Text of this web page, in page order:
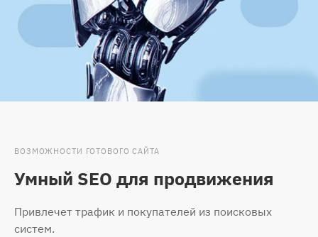
ВОЗМОЖНОСТИ ГОТОВОГО САЙТА
Умный SEO для продвижения
Привлечет трафик и покупателей из поисковых
систем.